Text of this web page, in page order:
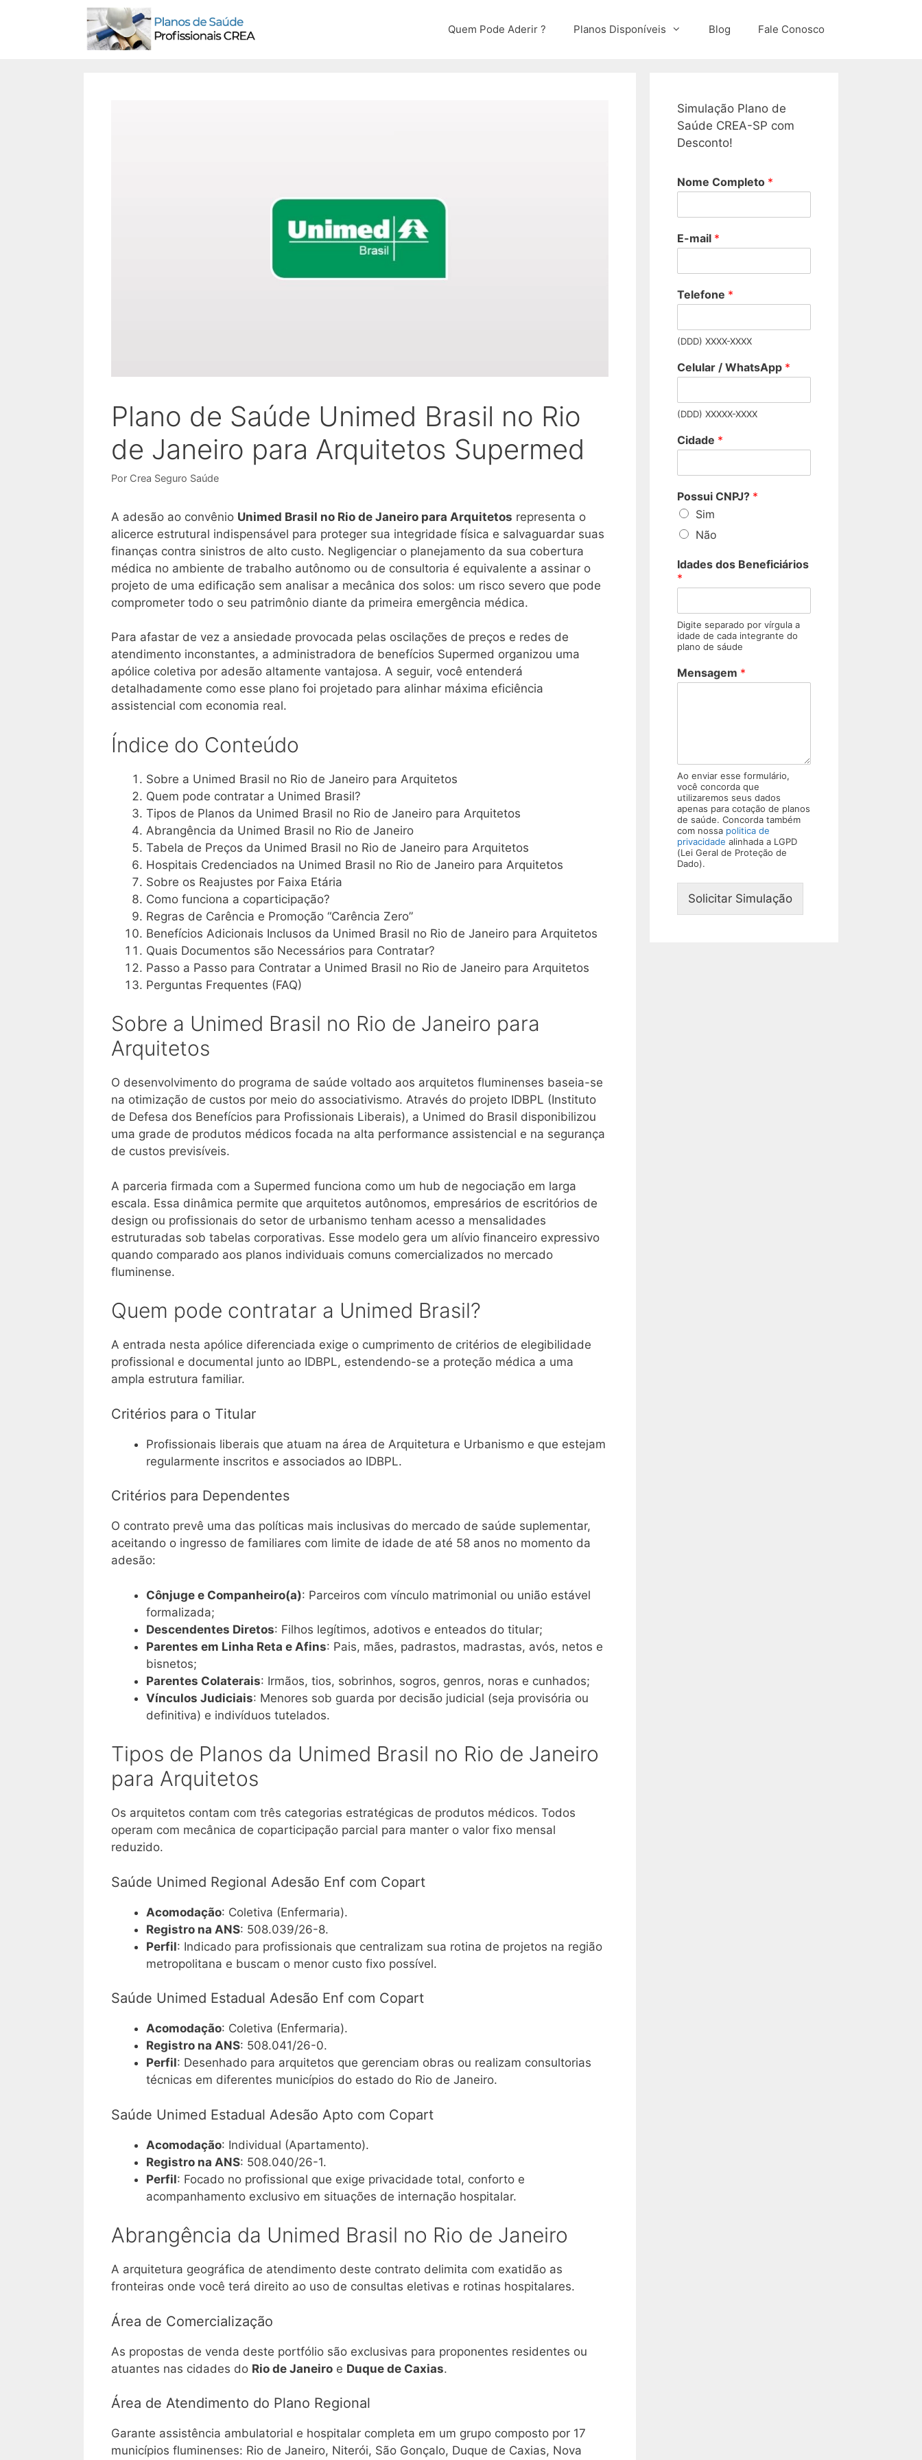
Quem Pode Aderir ? Planos Disponíveis Blog Fale Conosco
Plano de Saúde Unimed Brasil no Rio
de Janeiro para Arquitetos Supermed
Por Crea Seguro Saúde
A adesão ao convênio Unimed Brasil no Rio de Janeiro para Arquitetos representa o
alicerce estrutural indispensável para proteger sua integridade física e salvaguardar suas
finanças contra sinistros de alto custo. Negligenciar o planejamento da sua cobertura
médica no ambiente de trabalho autônomo ou de consultoria é equivalente a assinar o
projeto de uma edificação sem analisar a mecânica dos solos: um risco severo que pode
comprometer todo o seu patrimônio diante da primeira emergência médica.
Para afastar de vez a ansiedade provocada pelas oscilações de preços e redes de
atendimento inconstantes, a administradora de benefícios Supermed organizou uma
apólice coletiva por adesão altamente vantajosa. A seguir, você entenderá
detalhadamente como esse plano foi projetado para alinhar máxima eficiência
assistencial com economia real.
Índice do Conteúdo
Sobre a Unimed Brasil no Rio de Janeiro para Arquitetos
Quem pode contratar a Unimed Brasil?
Tipos de Planos da Unimed Brasil no Rio de Janeiro para Arquitetos
Abrangência da Unimed Brasil no Rio de Janeiro
Tabela de Preços da Unimed Brasil no Rio de Janeiro para Arquitetos
Hospitais Credenciados na Unimed Brasil no Rio de Janeiro para Arquitetos
Sobre os Reajustes por Faixa Etária
Como funciona a coparticipação?
Regras de Carência e Promoção “Carência Zero”
Benefícios Adicionais Inclusos da Unimed Brasil no Rio de Janeiro para Arquitetos
Quais Documentos são Necessários para Contratar?
Passo a Passo para Contratar a Unimed Brasil no Rio de Janeiro para Arquitetos
Perguntas Frequentes (FAQ)
Sobre a Unimed Brasil no Rio de Janeiro para
Arquitetos
O desenvolvimento do programa de saúde voltado aos arquitetos fluminenses baseia-se
na otimização de custos por meio do associativismo. Através do projeto IDBPL (Instituto
de Defesa dos Benefícios para Profissionais Liberais), a Unimed do Brasil disponibilizou
uma grade de produtos médicos focada na alta performance assistencial e na segurança
de custos previsíveis.
A parceria firmada com a Supermed funciona como um hub de negociação em larga
escala. Essa dinâmica permite que arquitetos autônomos, empresários de escritórios de
design ou profissionais do setor de urbanismo tenham acesso a mensalidades
estruturadas sob tabelas corporativas. Esse modelo gera um alívio financeiro expressivo
quando comparado aos planos individuais comuns comercializados no mercado
fluminense.
Quem pode contratar a Unimed Brasil?
A entrada nesta apólice diferenciada exige o cumprimento de critérios de elegibilidade
profissional e documental junto ao IDBPL, estendendo-se a proteção médica a uma
ampla estrutura familiar.
Critérios para o Titular
Profissionais liberais que atuam na área de Arquitetura e Urbanismo e que estejam
regularmente inscritos e associados ao IDBPL.
Critérios para Dependentes
O contrato prevê uma das políticas mais inclusivas do mercado de saúde suplementar,
aceitando o ingresso de familiares com limite de idade de até 58 anos no momento da
adesão:
Cônjuge e Companheiro(a): Parceiros com vínculo matrimonial ou união estável
formalizada;
Descendentes Diretos: Filhos legítimos, adotivos e enteados do titular;
Parentes em Linha Reta e Afins: Pais, mães, padrastos, madrastas, avós, netos e
bisnetos;
Parentes Colaterais: Irmãos, tios, sobrinhos, sogros, genros, noras e cunhados;
Vínculos Judiciais: Menores sob guarda por decisão judicial (seja provisória ou
definitiva) e indivíduos tutelados.
Tipos de Planos da Unimed Brasil no Rio de Janeiro
para Arquitetos
Os arquitetos contam com três categorias estratégicas de produtos médicos. Todos
operam com mecânica de coparticipação parcial para manter o valor fixo mensal
reduzido.
Saúde Unimed Regional Adesão Enf com Copart
Acomodação: Coletiva (Enfermaria).
Registro na ANS: 508.039/26-8.
Perfil: Indicado para profissionais que centralizam sua rotina de projetos na região
metropolitana e buscam o menor custo fixo possível.
Saúde Unimed Estadual Adesão Enf com Copart
Acomodação: Coletiva (Enfermaria).
Registro na ANS: 508.041/26-0.
Perfil: Desenhado para arquitetos que gerenciam obras ou realizam consultorias
técnicas em diferentes municípios do estado do Rio de Janeiro.
Saúde Unimed Estadual Adesão Apto com Copart
Acomodação: Individual (Apartamento).
Registro na ANS: 508.040/26-1.
Perfil: Focado no profissional que exige privacidade total, conforto e
acompanhamento exclusivo em situações de internação hospitalar.
Abrangência da Unimed Brasil no Rio de Janeiro
A arquitetura geográfica de atendimento deste contrato delimita com exatidão as
fronteiras onde você terá direito ao uso de consultas eletivas e rotinas hospitalares.
Área de Comercialização
As propostas de venda deste portfólio são exclusivas para proponentes residentes ou
atuantes nas cidades do Rio de Janeiro e Duque de Caxias.
Área de Atendimento do Plano Regional
Garante assistência ambulatorial e hospitalar completa em um grupo composto por 17
municípios fluminenses: Rio de Janeiro, Niterói, São Gonçalo, Duque de Caxias, Nova
Simulação Plano de
Saúde CREA-SP com
Desconto!
Nome Completo *
E-mail *
Telefone *
(DDD) XXXX-XXXX
Celular / WhatsApp *
(DDD) XXXXX-XXXX
Cidade *
Possui CNPJ? *
Sim
Não
Idades dos Beneficiários
*
Digite separado por vírgula a
idade de cada integrante do
plano de sáude
Mensagem *
Ao enviar esse formulário,
você concorda que
utilizaremos seus dados
apenas para cotação de planos
de saúde. Concorda também
com nossa politica de
privacidade alinhada a LGPD
(Lei Geral de Proteção de
Dado).
Solicitar Simulação